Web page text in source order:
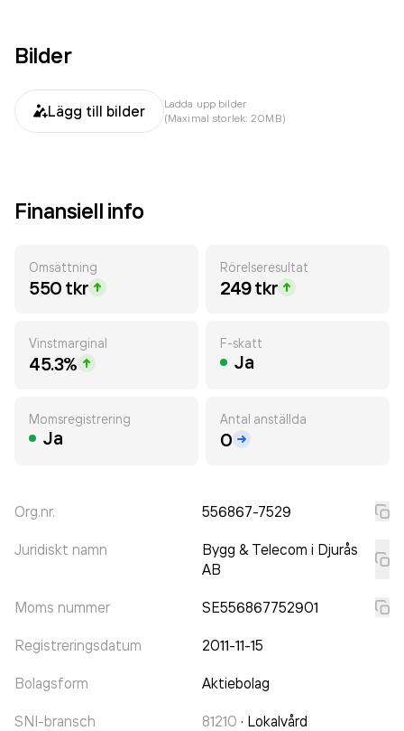
Bilder
Lägg till bilder
Ladda upp bilder
(Maximal storlek: 20MB)
Finansiell info
Omsättning
550 tkr
Rörelseresultat
249 tkr
Vinstmarginal
45.3%
F-skatt
Ja
Momsregistrering
Ja
Antal anställda
0
Org.nr. 556867-7529
Juridiskt namn
Bygg & Telecom i Djurås
AB
Moms nummer SE556867752901
Registreringsdatum 2011-11-15
Bolagsform Aktiebolag
SNI-bransch 81210 · Lokalvård